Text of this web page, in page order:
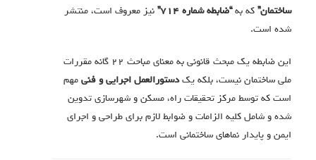
ساختمان” که به“ضابطه شماره ۷۱۴”
نیز معروف است، منتشر
شده است.
این ضابطه یک مبحث قانونی به معنای مباحث ۲۲ گانه مقررات
ملی ساختمان نیست، بلکه یکدستورالعمل اجرایی و فنی مهم
است که توسط مرکز تحقیقات راه، مسکن و شهرسازی تدوین
شده و شامل کلیه الزامات و ضوابط لازم برای طراحی و اجرای
ایمن و پایدار نماهای ساختمانی است.